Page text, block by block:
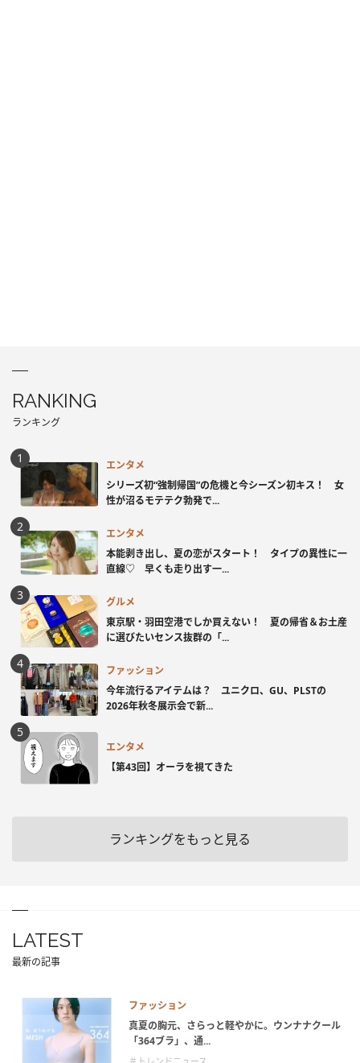
RANKING
ランキング
エンタメ
シリーズ初“強制帰国”の危機と今シーズン初キス！ 女
性が沼るモテテク勃発で...
エンタメ
本能剥き出し、夏の恋がスタート！ タイプの異性に一
直線♡ 早くも走り出す一...
グルメ
東京駅・羽田空港でしか買えない！ 夏の帰省＆お土産
に選びたいセンス抜群の「...
ファッション
今年流行るアイテムは？ ユニクロ、GU、PLSTの
2026年秋冬展示会で新...
エンタメ
【第43回】オーラを視てきた
ランキングをもっと見る
LATEST
最新の記事
ファッション
真夏の胸元、さらっと軽やかに。ウンナナクール
「364ブラ」、通...